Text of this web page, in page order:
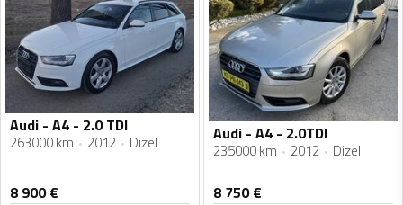
Audi - A4 - 2.0 TDI
263000 km 2012 Dizel
8 900€
Audi - A4 - 2.0TDI
235000 km 2012 Dizel
8 750€